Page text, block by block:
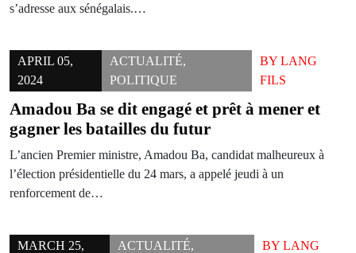
s’adresse aux sénégalais.…
APRIL 05,
2024
ACTUALITÉ,
POLITIQUE
BY LANG
FILS
Amadou Ba se dit engagé et prêt à mener et
gagner les batailles du futur
L’ancien Premier ministre, Amadou Ba, candidat malheureux à
l’élection présidentielle du 24 mars, a appelé jeudi à un
renforcement de…
MARCH 25,
ACTUALITÉ,
BYLANG